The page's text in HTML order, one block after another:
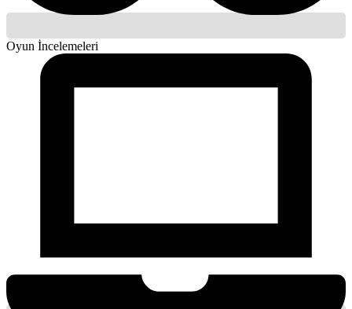
Oyun İncelemeleri